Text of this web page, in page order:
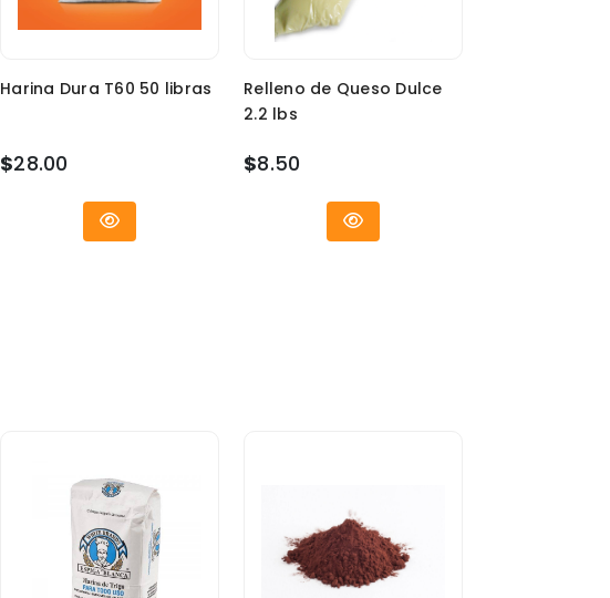
Harina Dura T60 50 libras
$28.00
Relleno de Queso Dulce
2.2 lbs
$8.50